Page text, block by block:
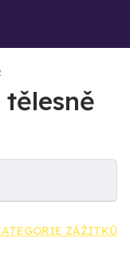
ZÁŽITKŮ